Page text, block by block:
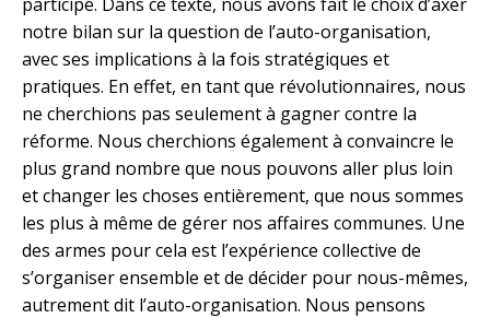
notre bilan sur la question de l’auto-organisation,
avec ses implications à la fois stratégiques et
pratiques. En effet, en tant que révolutionnaires, nous
ne cherchions pas seulement à gagner contre la
réforme. Nous cherchions également à convaincre le
plus grand nombre que nous pouvons aller plus loin
et changer les choses entièrement, que nous sommes
les plus à même de gérer nos affaires communes. Une
des armes pour cela est l’expérience collective de
s’organiser ensemble et de décider pour nous-mêmes,
autrement dit l’auto-organisation. Nous pensons